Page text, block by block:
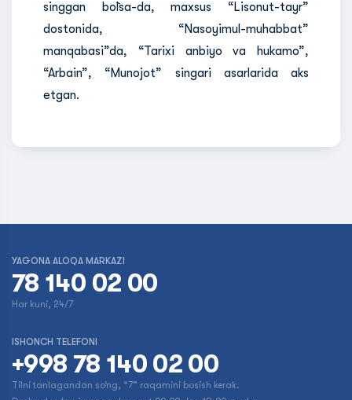
singgan bo`lsa-da, maxsus “Lisonut-tayr”
dostonida, “Nasoyimul-muhabbat”
manqabasi”da, “Tarixi anbiyo va hukamo”,
“Arbain”, “Munojot” singari asarlarida aks
etgan.
YAGONA ALOQA MARKAZI
78 140 02 00
Har kuni, 24/7
ISHONCH TELEFONI
+998 78 140 02 00
Tilni tanlagandan so‘ng, “7” raqamini bosish kerak.